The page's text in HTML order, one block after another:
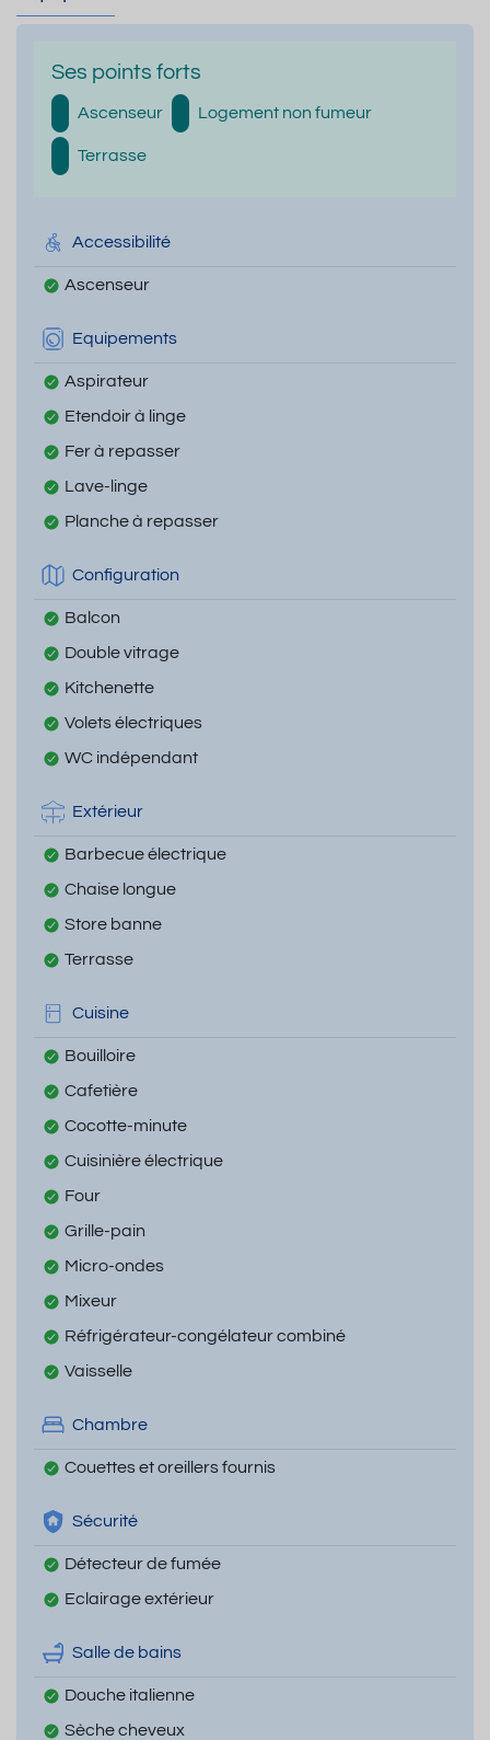
Ses points forts
Ascenseur Logement non fumeur
Terrasse
Accessibilité
Ascenseur
Equipements
Aspirateur
Etendoir à linge
Fer à repasser
Lave-linge
Planche à repasser
Configuration
Balcon
Double vitrage
Kitchenette
Volets électriques
WC indépendant
Extérieur
Barbecue électrique
Chaise longue
Store banne
Terrasse
Cuisine
Bouilloire
Cafetière
Cocotte-minute
Cuisinière électrique
Four
Grille-pain
Micro-ondes
Mixeur
Réfrigérateur-congélateur combiné
Vaisselle
Chambre
Couettes et oreillers fournis
Sécurité
Détecteur de fumée
Eclairage extérieur
Salle de bains
Douche italienne
Sèche cheveux